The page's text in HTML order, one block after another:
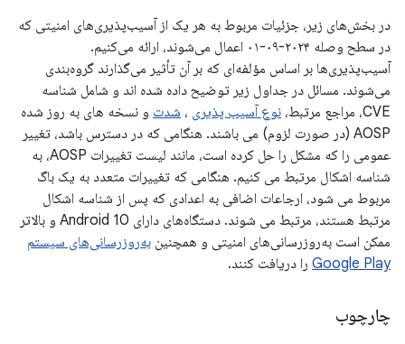
در بخش‌های زیر، جزئیات مربوط به هر یک از آسیب‌پذیری‌های امنیتی که
در سطح وصله ۲۰۲۴-۰۹-۰۱ اعمال می‌شوند، ارائه می‌کنیم.
آسیب‌پذیری‌ها بر اساس مؤلفه‌ای که بر آن تأثیر می‌گذارند گروه‌بندی
می‌شوند. مسائل در جداول زیر توضیح داده شده اند و شامل شناسه
CVE، مراجع مرتبط،
نوع آسیب پذیری ، شدت و نسخه های به روز شده
AOSP (در صورت لزوم) می باشند. هنگامی که در دسترس باشد، تغییر
عمومی را که مشکل را حل کرده است، مانند لیست تغییرات AOSP، به
شناسه اشکال مرتبط می کنیم. هنگامی که تغییرات متعدد به یک باگ
مربوط می شود، ارجاعات اضافی به اعدادی که پس از شناسه اشکال
مرتبط هستند، مرتبط می شوند. دستگاه‌های دارای Android 10 و بالاتر
ممکن است به‌روزرسانی‌های امنیتی و همچنین به‌روزرسانی‌های سیستم
Google Play را دریافت کنند.
چارچوب